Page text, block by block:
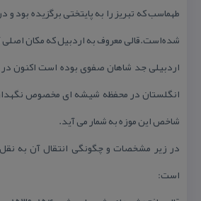
طهماسب كه تبریز را به پایتختی برگزیده بود و
شده‌است.قالی معروف به اردبیل كه مكان
اردبیلی جد شاهان صفوی بوده است اكنون در
انگلستان در محفظه شیشه ای مخصوص
شاخص این موزه به شمار می آید.
در زیر مشخصات و چگونگی انتقال آن به
است: